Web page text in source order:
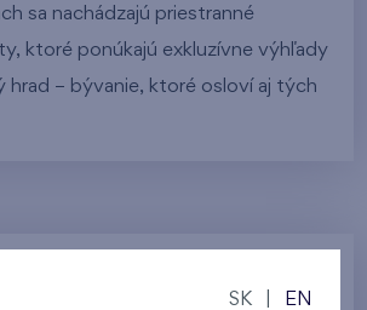
sa nachádzajú priestranné
ktoré ponúkajú exkluzívne výhľady
hrad – bývanie, ktoré osloví aj tých
SK EN